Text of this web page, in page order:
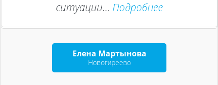
ситуации... Подробнее
Елена Мартынова
Новогиреево